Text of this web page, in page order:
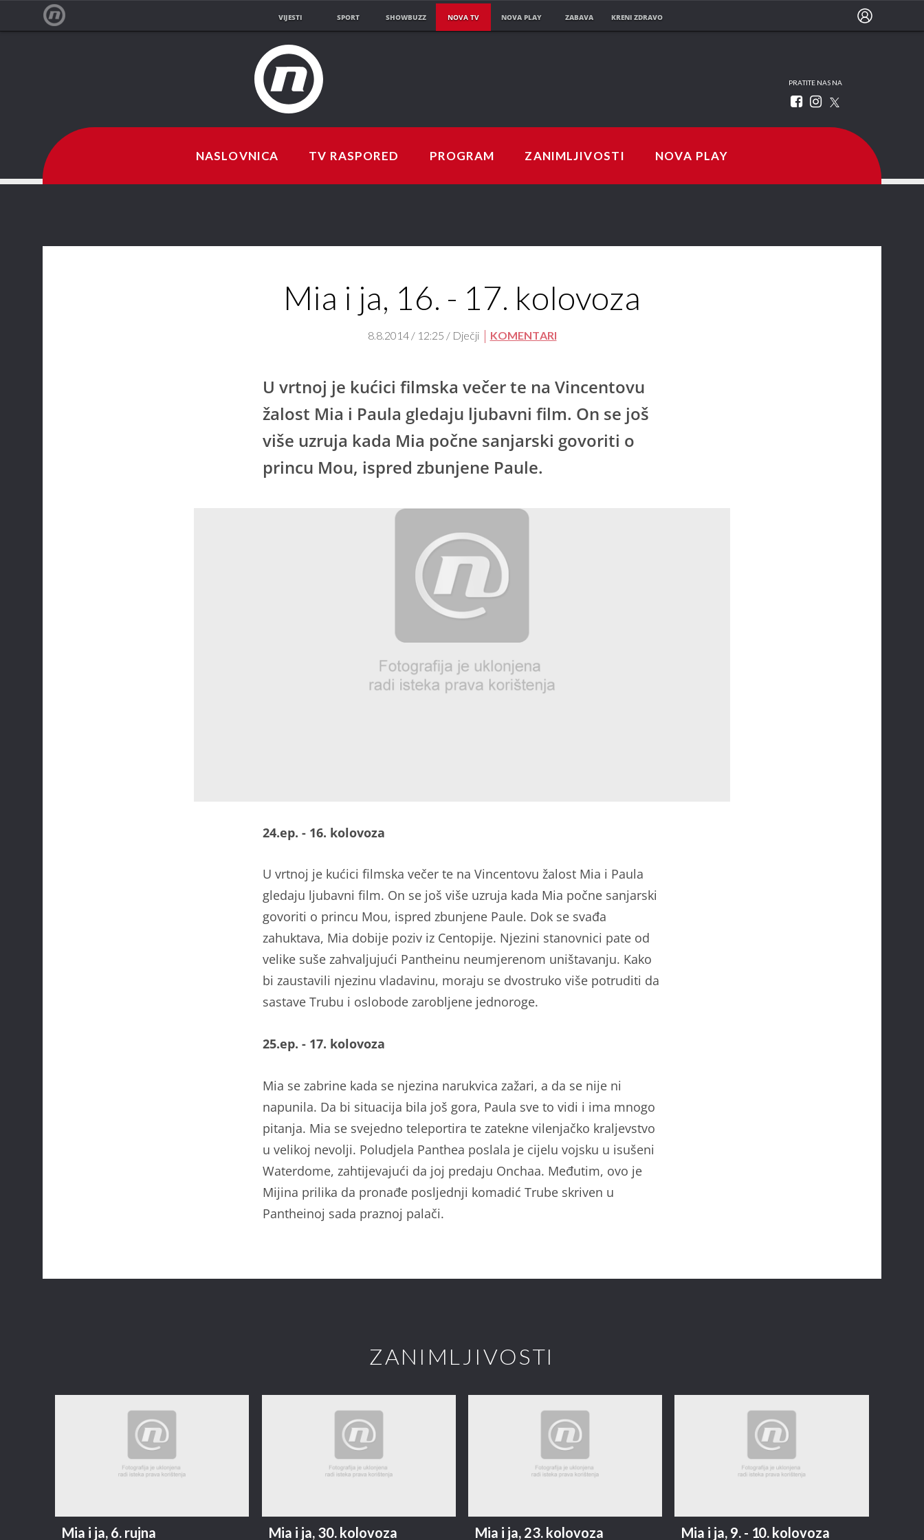
VIJESTI SPORT SHOWBUZZ NOVA TV NOVA PLAY ZABAVA KRENI ZDRAVO
PRATITE NAS NA
NASLOVNICA TV RASPORED PROGRAM ZANIMLJIVOSTI NOVA PLAY
Mia i ja, 16. - 17. kolovoza
8.8.2014 / 12:25 / Dječji KOMENTARI
U vrtnoj je kućici filmska večer te na Vincentovu
žalost Mia i Paula gledaju ljubavni film. On se još
više uzruja kada Mia počne sanjarski govoriti o
princu Mou, ispred zbunjene Paule.
24.ep. - 16. kolovoza
U vrtnoj je kućici filmska večer te na Vincentovu žalost Mia i Paula
gledaju ljubavni film. On se još više uzruja kada Mia počne sanjarski
govoriti o princu Mou, ispred zbunjene Paule. Dok se svađa
zahuktava, Mia dobije poziv iz Centopije. Njezini stanovnici pate od
velike suše zahvaljujući Pantheinu neumjerenom uništavanju. Kako
bi zaustavili njezinu vladavinu, moraju se dvostruko više potruditi da
sastave Trubu i oslobode zarobljene jednoroge.
25.ep. - 17. kolovoza
Mia se zabrine kada se njezina narukvica zažari, a da se nije ni
napunila. Da bi situacija bila još gora, Paula sve to vidi i ima mnogo
pitanja. Mia se svejedno teleportira te zatekne vilenjačko kraljevstvo
u velikoj nevolji. Poludjela Panthea poslala je cijelu vojsku u isušeni
Waterdome, zahtijevajući da joj predaju Onchaa. Međutim, ovo je
Mijina prilika da pronađe posljednji komadić Trube skriven u
Pantheinoj sada praznoj palači.
ZANIMLJIVOSTI
Mia i ja, 6. rujna Mia i ja, 30. kolovoza Mia i ja, 23. kolovoza Mia i ja, 9. - 10. kolovoza